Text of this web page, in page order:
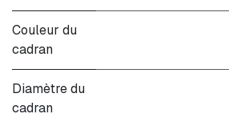
Couleur du
cadran
Diamètre du
cadran